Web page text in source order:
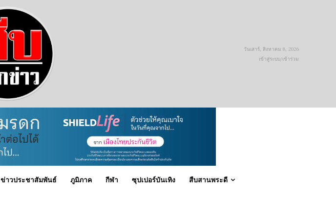
วันเสาร์, สิงหาคม 8, 2026
เข้าสู่ระบบ/เข้าร่วม
ข่าวประชาสัมพันธ์ ภูมิภาค กีฬา ซุปเปอร์บันเทิง สืบสานพระดี